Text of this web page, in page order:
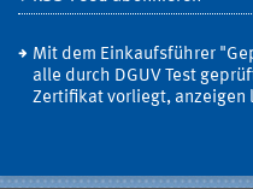
Mit dem Einkaufsführer
alle durch DGUV Test
Zertifikat vorliegt, anzeigen